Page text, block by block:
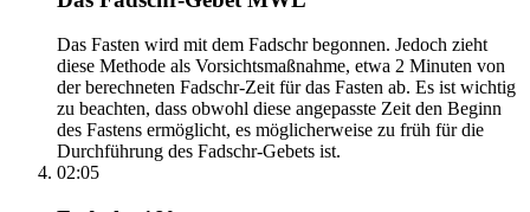
Das Fasten wird mit dem Fadschr begonnen. Jedoch zieht
diese Methode als Vorsichtsmaßnahme, etwa 2 Minuten von
der berechneten Fadschr-Zeit für das Fasten ab. Es ist wichtig
zu beachten, dass obwohl diese angepasste Zeit den Beginn
des Fastens ermöglicht, es möglicherweise zu früh für die
Durchführung des Fadschr-Gebets ist.
02:05